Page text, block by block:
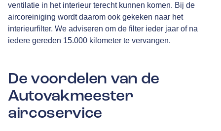
ventilatie in het interieur terecht kunnen komen. Bij de
aircoreiniging wordt daarom ook gekeken naar het
interieurfilter. We adviseren om de filter ieder jaar of na
iedere gereden 15.000 kilometer te vervangen.
De voordelen van de
Autovakmeester
aircoservice